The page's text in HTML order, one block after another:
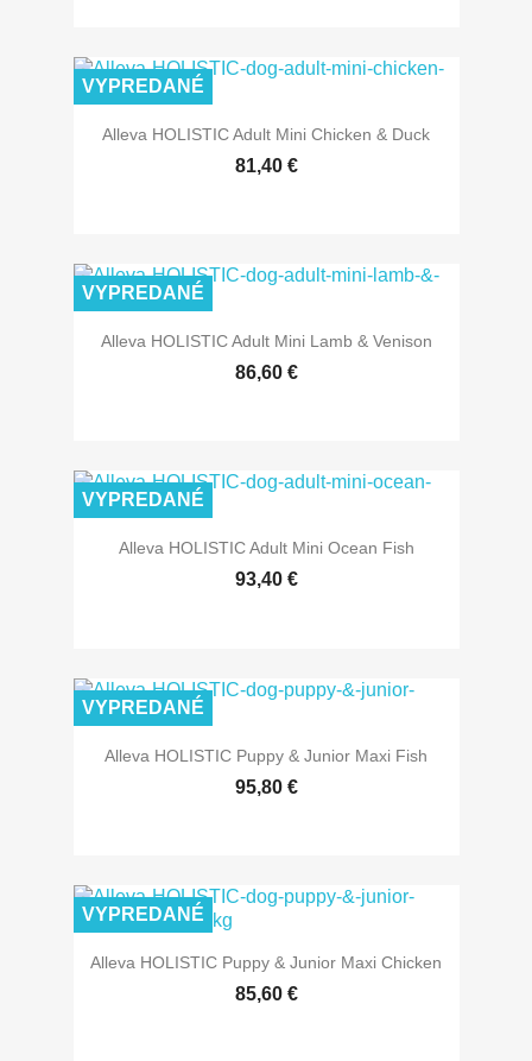
Alleva HOLISTIC Adult Mini Chicken & Duck
81,40 €
VYPREDANÉ
Alleva HOLISTIC Adult Mini Lamb & Venison
86,60 €
VYPREDANÉ
Alleva HOLISTIC Adult Mini Ocean Fish
93,40 €
VYPREDANÉ
Alleva HOLISTIC Puppy & Junior Maxi Fish
95,80 €
VYPREDANÉ
Alleva HOLISTIC Puppy & Junior Maxi Chicken
85,60 €
VYPREDANÉ